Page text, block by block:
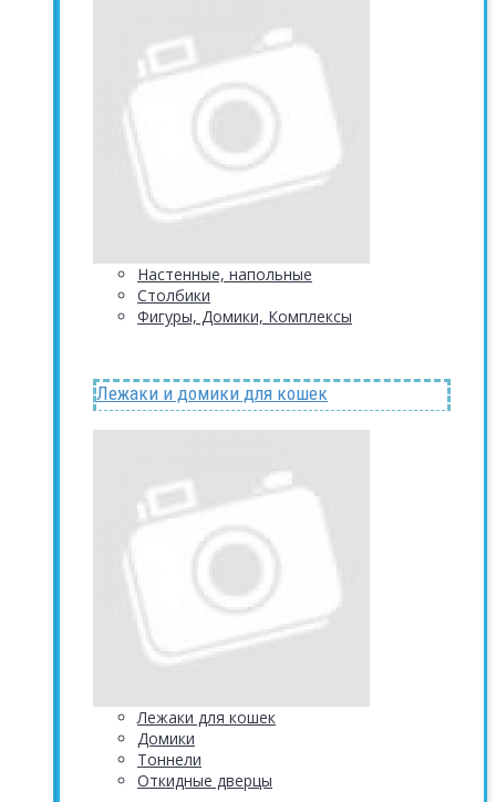
Настенные, напольные
Столбики
Фигуры, Домики, Комплексы
Лежаки и домики для кошек
Лежаки для кошек
Домики
Тоннели
Откидные дверцы